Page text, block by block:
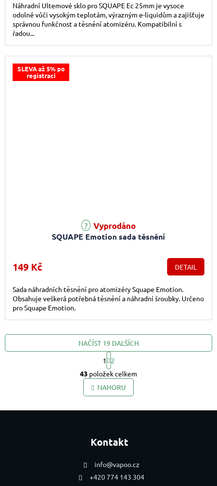
Náhradní Ultemové sklo pro SQUAPE Ec 25mm je vysoce
odolné vůči vysokým teplotám, výrazným e-liquidům a zajišťuje
správnou funkčnost a těsnění atomizéru. Kompatibilní s
řadou...
SLEVA až 5% po
registraci
SQUAPE Emotion sada těsnění
Vyprodáno
149 Kč DETAIL
Sada náhradních těsnění pro atomizéry Squape Emotion.
Obsahuje veškerá potřebná těsnění a náhradní šroubky. Určeno
pro Squape Emotion.
Ovládací prvky
NAČÍST 19 DALŠÍCH
Stránkování
1
2
43 položek celkem
NAHORU
Kontakt
info@vapoo.cz
+420 774 143 304